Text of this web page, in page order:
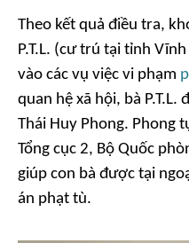
Theo kết quả điều tra,
P.T.L. (cư trú tại tỉnh
vào các vụ việc vi phạm
quan hệ xã hội, bà
Thái Huy Phong. Phong
Tổng cục 2, Bộ Quốc
giúp con bà được tại
án phạt tù.